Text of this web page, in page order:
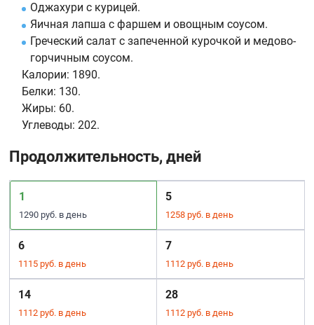
Оджахури с курицей.
Яичная лапша с фаршем и овощным соусом.
Греческий салат с запеченной курочкой и медово-
горчичным соусом.
Калории: 1890.
Белки: 130.
Жиры: 60.
Углеводы: 202.
Продолжительность, дней
1
1290 руб. в день
5
1258 руб. в день
6
1115 руб. в день
7
1112 руб. в день
14
1112 руб. в день
28
1112 руб. в день